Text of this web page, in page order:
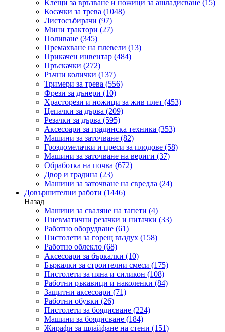
Клещи за връзване и ножици за ашладисване (15)
Косачки за трева (1048)
Листосъбирачи (97)
Мини трактори (27)
Поливане (345)
Премахване на плевели (13)
Прикачен инвентар (484)
Пръскачки (272)
Ръчни колички (137)
Тримери за трева (556)
Фрези за дънери (10)
Храсторези и ножици за жив плет (453)
Цепачки за дърва (209)
Резачки за дърва (595)
Аксесоари за градинска техника (353)
Машини за заточване (82)
Гроздомелачки и преси за плодове (58)
Машини за заточване на вериги (37)
Обработка на почва (672)
Двор и градина (23)
Машини за заточване на свредла (24)
Довършителни работи (1446)
Назад
Машини за сваляне на тапети (4)
Пневматични резачки и нитачки (33)
Работно оборудване (61)
Пистолети за горещ въздух (158)
Работно облекло (68)
Аксесоари за бъркалки (10)
Бъркалки за строителни смеси (175)
Пистолети за пяна и силикон (108)
Работни ръкавици и наколенки (84)
Защитни аксесоари (71)
Работни обувки (26)
Пистолети за боядисване (224)
Машини за боядисване (184)
Жирафи за шлайфане на стени (151)